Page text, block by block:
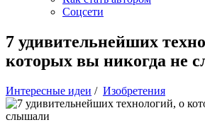
Соцсети
7 удивительнейших
которых вы никогда не
Интересные идеи / Изобретения